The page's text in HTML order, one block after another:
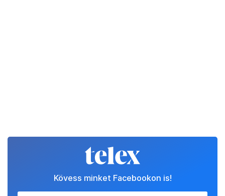
Kövess minket Facebookon is!